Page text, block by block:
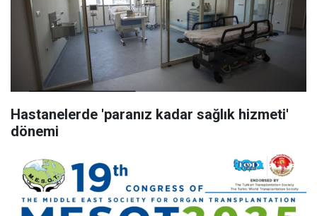
Hastanelerde 'paranız kadar sağlık hizmeti'
dönemi